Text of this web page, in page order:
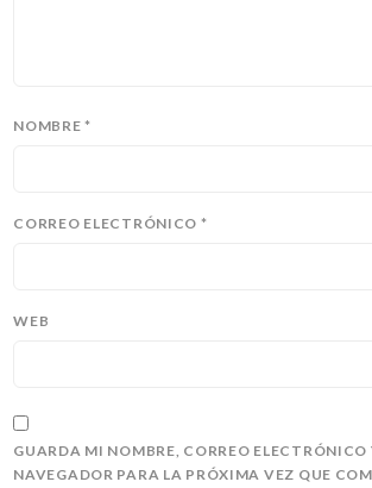
NOMBRE*
CORREO ELECTRÓNICO *
WEB
GUARDA MI NOMBRE, CORREO ELECTRÓNICO
NAVEGADOR PARA LA PRÓXIMA VEZ QUE